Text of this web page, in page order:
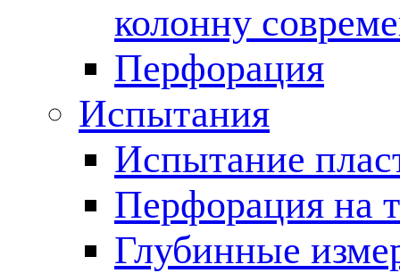
колонну
Перфорация
Испытания
Испытание
Перфорация на
Глубинные